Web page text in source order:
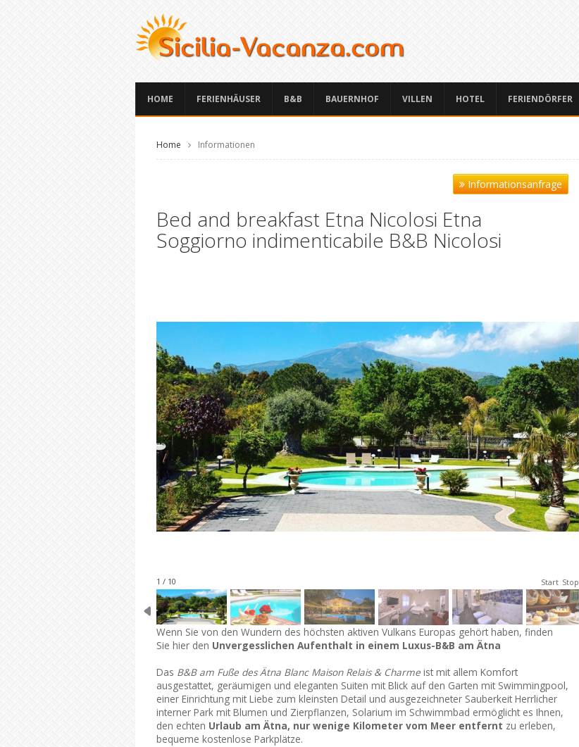
HOME FERIENHÄUSER B&B BAUERNHOF VILLEN HOTEL FERIENDÖRFER
Home Informationen
Informationsanfrage
Bed and breakfast Etna Nicolosi Etna
Soggiorno indimenticabile B&B Nicolosi
1 / 10 Start Stop
Wenn Sie von den Wundern des höchsten aktiven Vulkans Europas gehört haben, finden
Sie hier den Unvergesslichen Aufenthalt in einem Luxus-B&B am Ätna
Das B&B am Fuße des Ätna Blanc Maison Relais & Charme ist mit allem Komfort
ausgestattet, geräumigen und eleganten Suiten mit Blick auf den Garten mit Swimmingpool,
einer Einrichtung mit Liebe zum kleinsten Detail und ausgezeichneter Sauberkeit Herrlicher
interner Park mit Blumen und Zierpflanzen, Solarium im Schwimmbad ermöglicht es Ihnen,
den echten Urlaub am Ätna, nur wenige Kilometer vom Meer entfernt zu erleben,
bequeme kostenlose Parkplätze.